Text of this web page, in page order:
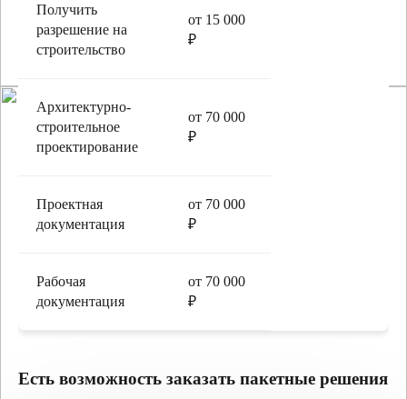
Получить
разрешение на
строительство
от 15 000
₽
Архитектурно-
строительное
проектирование
от 70 000
₽
Проектная
документация
от 70 000
₽
Рабочая
документация
от 70 000
₽
Есть возможность заказать пакетные решения